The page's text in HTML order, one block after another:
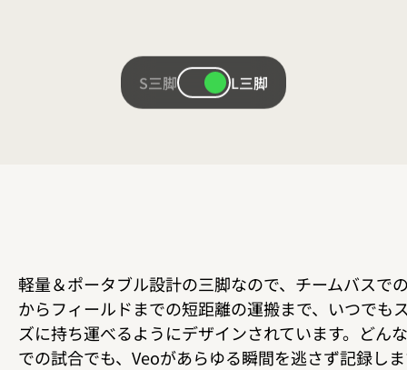
S三脚 L三脚
軽量＆ポータブル設計の三脚なので、チームバスで
からフィールドまでの短距離の運搬まで、いつでも
ズに持ち運べるようにデザインされています。どん
での試合でも、Veoがあらゆる瞬間を逃さず記録し